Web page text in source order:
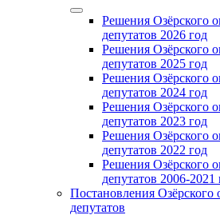
Решения Озёрского
депутатов 2026 год
Решения Озёрского
депутатов 2025 год
Решения Озёрского
депутатов 2024 год
Решения Озёрского
депутатов 2023 год
Решения Озёрского
депутатов 2022 год
Решения Озёрского
депутатов 2006-2021
Постановления Озёрского
депутатов